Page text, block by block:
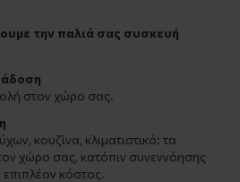
την παλιά σας συσκευή
στον χώρο σας.
κουζίνα, κλιματιστικό: τα
χώρο σας, κατόπιν συνεννόησης
επιπλέον κόστος.